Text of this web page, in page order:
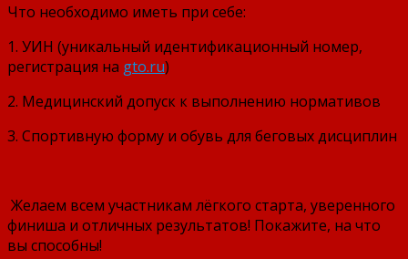
Что необходимо иметь при себе:
1. УИН (уникальный идентификационный номер,
регистрация на gto.ru)
2. Медицинский допуск к выполнению нормативов
3. Спортивную форму и обувь для беговых дисциплин
️ Желаем всем участникам лёгкого старта, уверенного
финиша и отличных результатов! Покажите, на что
вы способны!